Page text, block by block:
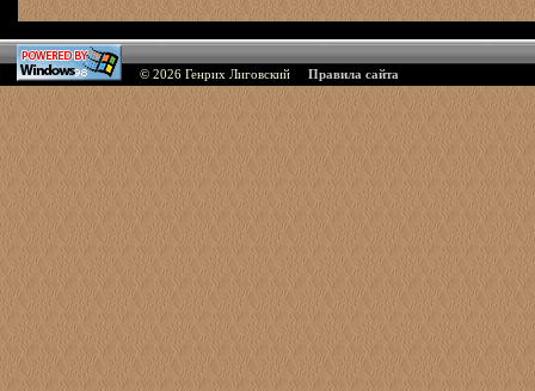
© 2026 Генрих Лиговский Правила сайта